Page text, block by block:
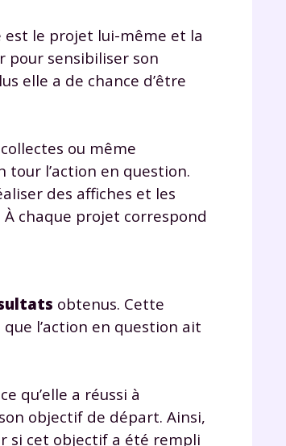
est le projet lui-même et la
sensibiliser son
elle a de chance d’être
ou même
tour l’action en question.
des affiches et les
chaque projet correspond
obtenus. Cette
l’action en question ait
qu’elle a réussi à
objectif de départ. Ainsi,
si cet objectif a été rempli
pouvez consulter